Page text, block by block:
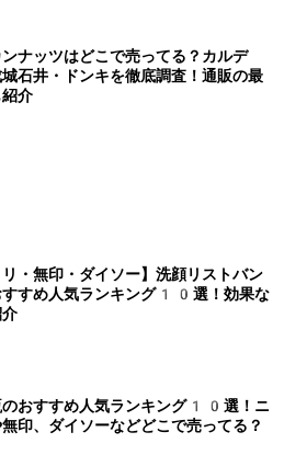
ンナッツはどこで売ってる？カルデ
城石井・ドンキを徹底調査！通販の最
介
リ・無印・ダイソー】洗顔リストバン
すすめ人気ランキング10選！効果な
のおすすめ人気ランキング10選！ニ
無印、ダイソーなどどこで売ってる？